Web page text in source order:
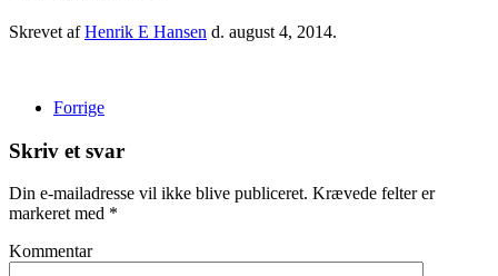
Skrevet afHenrik E Hansen d. august 4, 2014.
Forrige
Skriv et svar
Din e-mailadresse vil ikke blive publiceret. Krævede felter er
markeret med *
Kommentar